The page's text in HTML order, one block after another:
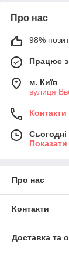
Про нас
98%
Працює з
м. Київ
вулиця
Контакти
Про нас
Контакти
Доставка та